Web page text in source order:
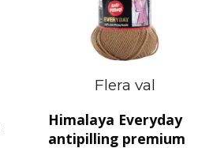
Flera val
Himalaya Everyday
antipilling premium